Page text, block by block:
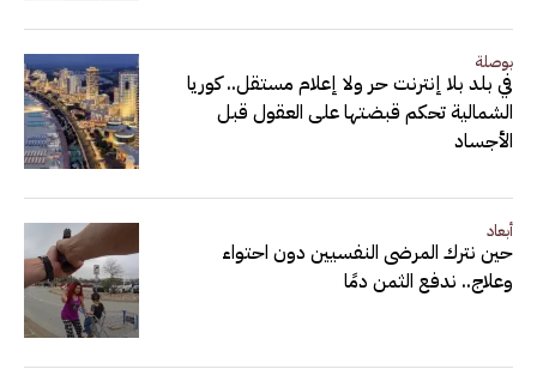
بوصلة
في بلد بلا إنترنت حر ولا إعلام مستقل.. كوريا
الشمالية تحكم قبضتها على العقول قبل
الأجساد
أبعاد
حين نترك المرضى النفسيين دون احتواء
وعلاج.. ندفع الثمن دمًا